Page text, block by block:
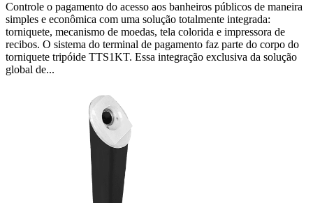
Controle o pagamento do acesso aos banheiros públicos de maneira
simples e econômica com uma solução totalmente integrada:
torniquete, mecanismo de moedas, tela colorida e impressora de
recibos. O sistema do terminal de pagamento faz parte do corpo do
torniquete tripóide TTS1KT. Essa integração exclusiva da solução
global de...